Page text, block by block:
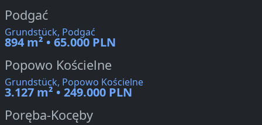
Podgać
Grundstück, Podgać
894 m² • 65.000 PLN
Popowo Kościelne
Grundstück, Popowo Kościelne
3.127 m² • 249.000 PLN
Poręba-Kocęby